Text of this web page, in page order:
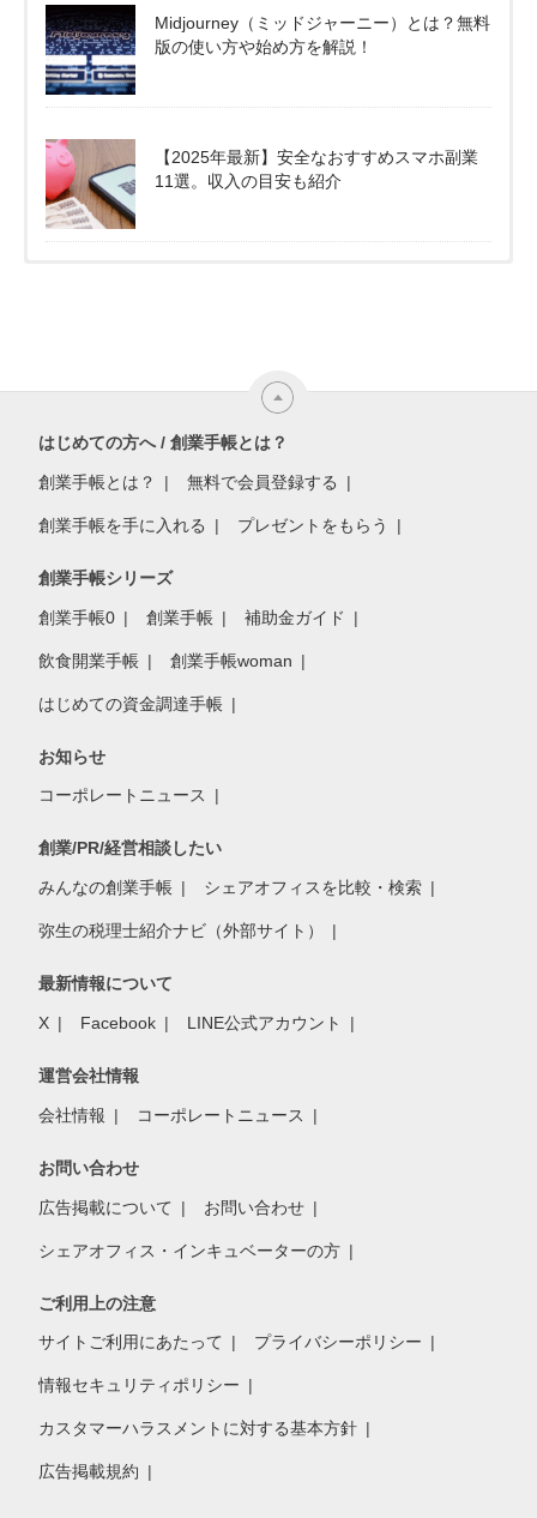
Midjourney（ミッドジャーニー）とは？無料
版の使い方や始め方を解説！
【2025年最新】安全なおすすめスマホ副業
11選。収入の目安も紹介
はじめての方へ / 創業手帳とは？
創業手帳とは？ 無料で会員登録する
創業手帳を手に入れる プレゼントをもらう
創業手帳シリーズ
創業手帳0 創業手帳 補助金ガイド
飲食開業手帳 創業手帳woman
はじめての資金調達手帳
お知らせ
コーポレートニュース
創業/PR/経営相談したい
みんなの創業手帳 シェアオフィスを比較・検索
弥生の税理士紹介ナビ（外部サイト）
最新情報について
X Facebook LINE公式アカウント
運営会社情報
会社情報 コーポレートニュース
お問い合わせ
広告掲載について お問い合わせ
シェアオフィス・インキュベーターの方
ご利用上の注意
サイトご利用にあたって プライバシーポリシー
情報セキュリティポリシー
カスタマーハラスメントに対する基本方針
広告掲載規約